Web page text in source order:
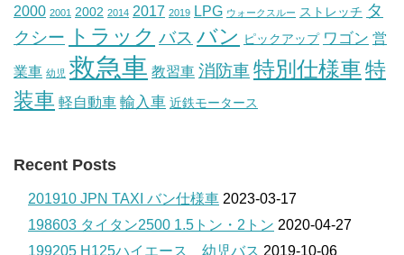
2000 2001 2002 2014 2017 2019 LPG ウォークスルー ストレッチ タ
クシー
トラック バス バン ピックアップ ワゴン 営
業車 幼児 救急車 教習車 消防車特別仕様車特
装車 軽自動車 輸入車 近鉄モータース
Recent Posts
201910 JPN TAXI バン仕様車 2023-03-17
198603 タイタン2500 1.5トン・2トン 2020-04-27
199205 H125ハイエース 幼児バス 2019-10-06